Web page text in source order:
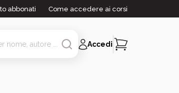
abbonati Come accedere ai corsi
Accedi